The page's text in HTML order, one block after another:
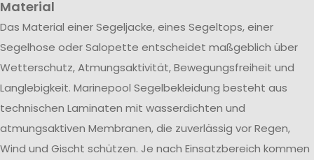
Material
Das Material einer Segeljacke, eines Segeltops, einer
Segelhose oder Salopette entscheidet maßgeblich über
Wetterschutz, Atmungsaktivität, Bewegungsfreiheit und
Langlebigkeit. Marinepool Segelbekleidung besteht aus
technischen Laminaten mit wasserdichten und
atmungsaktiven Membranen, die zuverlässig vor Regen,
Wind und Gischt schützen. Je nach Einsatzbereich kommen